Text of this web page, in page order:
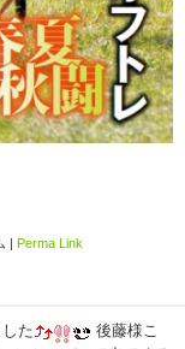
| Perma Link
た
後藤様こ